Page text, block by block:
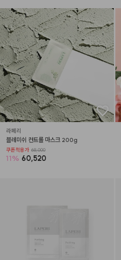
라페리
블레미쉬 컨트롤 마스크 200g
쿠폰적용가 68,000
11% 60,520